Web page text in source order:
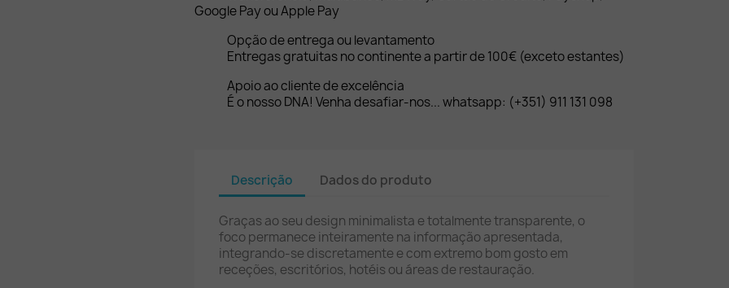
Google Pay ou Apple Pay
Opção de entrega ou levantamento
Entregas gratuitas no continente a partir de 100€ (exceto estantes)
Apoio ao cliente de excelência
É o nosso DNA! Venha desafiar-nos... whatsapp: (+351) 911 131 098
Descrição Dados do produto
Graças ao seu design minimalista e totalmente transparente, o
foco permanece inteiramente na informação apresentada,
integrando-se discretamente e com extremo bom gosto em
receções, escritórios, hotéis ou áreas de restauração.